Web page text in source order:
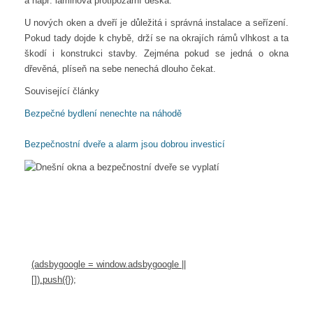
U nových oken a dveří je důležitá i správná instalace a seřízení.
Pokud tady dojde k chybě, drží se na okrajích rámů vlhkost a ta
škodí i konstrukci stavby. Zejména pokud se jedná o okna
dřevěná, plíseň na sebe nenechá dlouho čekat.
Související články
Bezpečné bydlení nenechte na náhodě
Bezpečnostní dveře a alarm jsou dobrou investicí
(adsbygoogle = window.adsbygoogle ||
[]).push({});